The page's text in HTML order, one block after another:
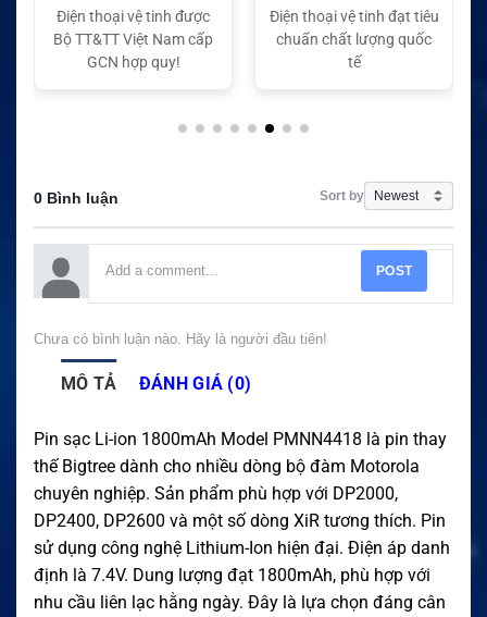
Điện thoại vệ tinh được
Bộ TT&TT Việt Nam cấp
GCN hợp quy!
Điện thoại vệ tinh đạt tiêu
chuẩn chất lượng quốc
tế
0 Bình luận Sort by
POST
Chưa có bình luận nào. Hãy là người đầu tiên!
MÔ TẢ ĐÁNH GIÁ (0)
Pin sạc Li-ion 1800mAh Model PMNN4418 là pin thay
thế Bigtree dành cho nhiều dòng bộ đàm Motorola
chuyên nghiệp. Sản phẩm phù hợp với DP2000,
DP2400, DP2600 và một số dòng XiR tương thích. Pin
sử dụng công nghệ Lithium-Ion hiện đại. Điện áp danh
định là 7.4V. Dung lượng đạt 1800mAh, phù hợp với
nhu cầu liên lạc hằng ngày. Đây là lựa chọn đáng cân